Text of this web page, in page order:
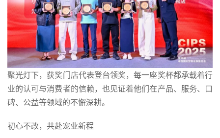
聚光灯下，获奖门店代表登台领奖，每一座奖杯都承载着行
业的认可与消费者的信赖，也见证着他们在产品、服务、口
碑、公益等领域的不懈深耕。
初心不改，共赴宠业新程